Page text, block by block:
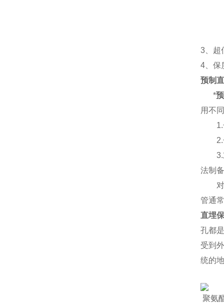
3 、
4 、
预制
*
用不
1.
2.
3.
法制
对
管通
直埋
孔都
受到
统的
聚氨